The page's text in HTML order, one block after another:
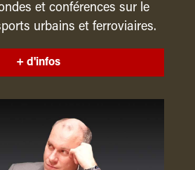
et conférences sur le
urbains et ferroviaires.
+ d'infos